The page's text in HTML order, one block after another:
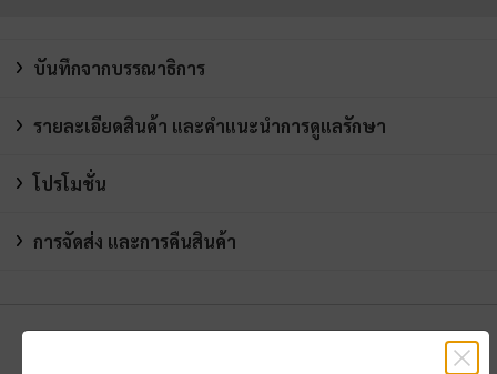
บันทึกจากบรรณาธิการ
รายละเอียดสินค้า และคำแนะนำการดูแลรักษา
โปรโมชั่น
การจัดส่ง และการคืนสินค้า